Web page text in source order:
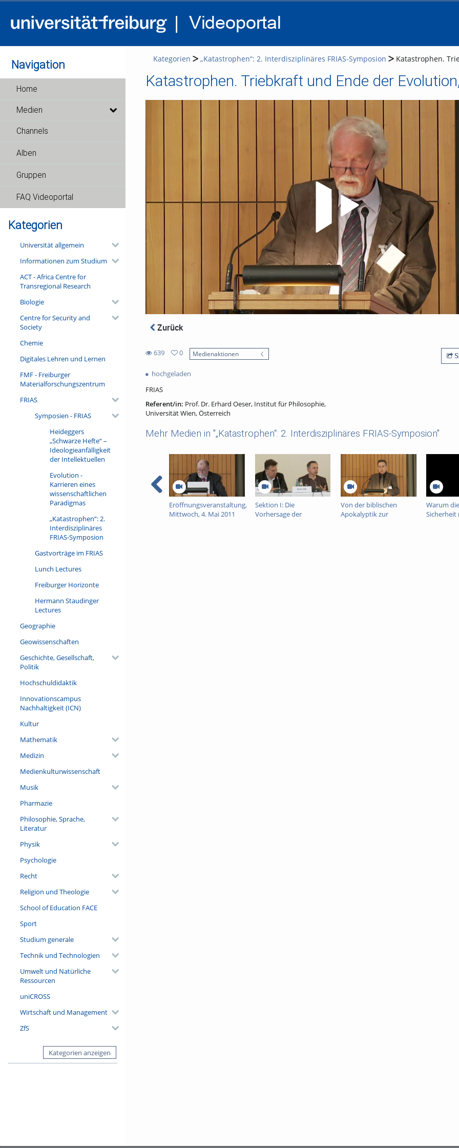
Navigation
Home
Medien
Channels
Alben
Gruppen
FAQ Videoportal
Kategorien
Universität allgemein
Informationen zum Studium
ACT - Africa Centre for
Transregional Research
Biologie
Centre for Security and
Society
Chemie
Digitales Lehren und Lernen
FMF - Freiburger
Materialforschungszentrum
FRIAS
Symposien - FRIAS
Heideggers
„Schwarze Hefte“ –
Ideologieanfälligkeit
der Intellektuellen
Evolution -
Karrieren eines
wissenschaftlichen
Paradigmas
„Katastrophen“: 2.
Interdisziplinäres
FRIAS-Symposion
Gastvorträge im FRIAS
Lunch Lectures
Freiburger Horizonte
Hermann Staudinger
Lectures
Geographie
Geowissenschaften
Geschichte, Gesellschaft,
Politik
Hochschuldidaktik
Innovationscampus
Nachhaltigkeit (ICN)
Kultur
Mathematik
Medizin
Medienkulturwissenschaft
Musik
Pharmazie
Philosophie, Sprache,
Literatur
Physik
Psychologie
Recht
Religion und Theologie
School of Education FACE
Sport
Studium generale
Technik und Technologien
Umwelt und Natürliche
Ressourcen
uniCROSS
Wirtschaft und Management
ZfS
Kategorien anzeigen
Kategorien „Katastrophen“: 2. Interdisziplinäres FRIAS-Symposion Katastrophen.
Katastrophen. Triebkraft und Ende der
Video abspielen
Zurück
639
views
0
favorites
Medienaktionen
hochgeladen
FRIAS
Referent/in: Prof. Dr. Erhard Oeser, Institut für Philosophie,
Universität Wien, Österreich
Mehr Medien in "„Katastrophen“: 2. Interdisziplinäres FRIAS-Symposion"
Eröffnungsveranstaltung,
Mittwoch, 4. Mai 2011
Sektion I: Die
Vorhersage der
Von der biblischen
Apokalyptik zur
Warum